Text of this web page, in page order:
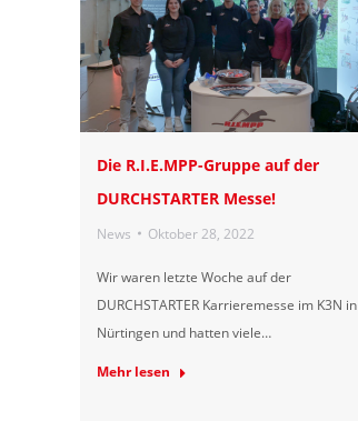
Die R.I.E.MPP-Gruppe auf der
DURCHSTARTER Messe!
News Oktober 28, 2022
Wir waren letzte Woche auf der
DURCHSTARTER Karrieremesse im K3N in
Nürtingen und hatten viele…
Mehr lesen